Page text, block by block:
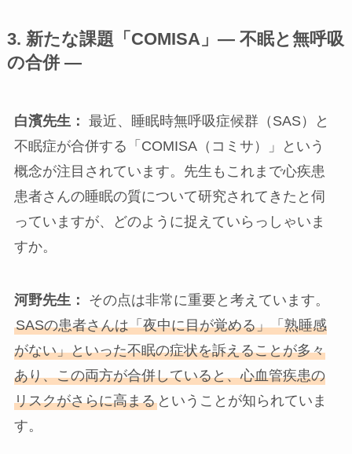
3. 新たな課題「 COMISA」 — 不眠と無呼吸
の合併—
白濱先生： 最近、睡眠時無呼吸症候群（SAS）と
不眠症が合併する「COMISA（コミサ）」という
概念が注目されています。先生もこれまで心疾患
患者さんの睡眠の質について研究されてきたと伺
っていますが、どのように捉えていらっしゃいま
すか。
河野先生：
その点は非常に重要と考えています。
SASの患者さんは「夜中に目が覚める」「熟睡感
がない」といった不眠の症状を訴えることが多々
あり、この両方が合併していると、心血管疾患の
リスクがさらに高まるということが知られていま
す。